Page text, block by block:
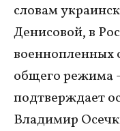
словам
Денисовой, в
военнопленных
общего режима
подтверждает
Владимир